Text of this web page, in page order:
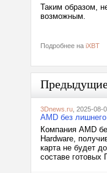
Таким образом,
возможным.
Подробнее на iXBT
3Dnews.ru , 2025-08-
AMD без
Компания AMD
Hardware,
карта не будет
составе готовых